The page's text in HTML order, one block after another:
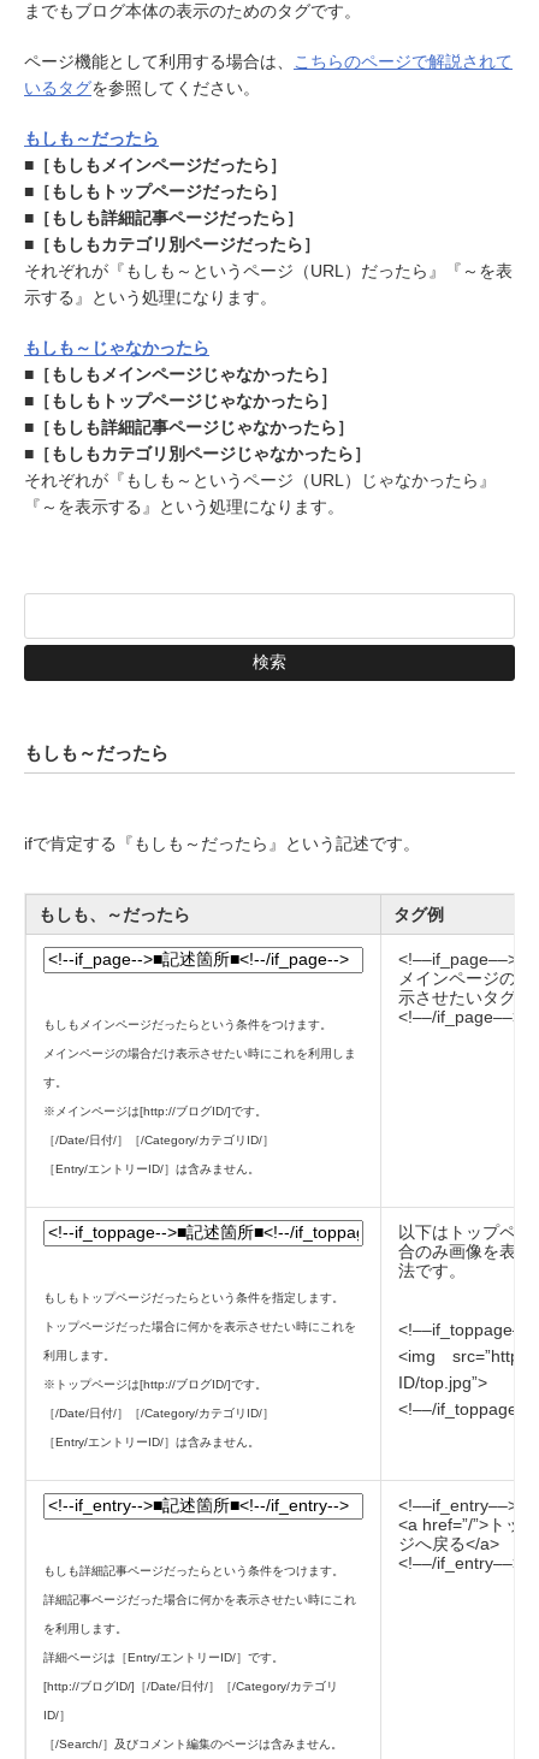
までもブログ本体の表示のためのタグです。
ページ機能として利用する場合は、
こちらのページで解説されて
いるタグを参照してください。
もしも～だったら
■［もしもメインページだったら］
■［もしもトップページだったら］
■［もしも詳細記事ページだったら］
■［もしもカテゴリ別ページだったら］
それぞれが『もしも～というページ（URL）だったら』『～を表
示する』という処理になります。
もしも～じゃなかったら
■［もしもメインページじゃなかったら］
■［もしもトップページじゃなかったら］
■［もしも詳細記事ページじゃなかったら］
■［もしもカテゴリ別ページじゃなかったら］
それぞれが『もしも～というページ（URL）じゃなかったら』
『～を表示する』という処理になります。
もしも～だったら
ifで肯定する『もしも～だったら』という記述です。
もしも、～だったら タグ例
もしもメインページだったらという条件をつけます。
メインページの場合だけ表示させたい時にこれを利用しま
す。
※メインページは[http://ブログID/]です。
［/Date/日付/］［/Category/カテゴリID/］
［Entry/エントリーID/］は含みません。
<!––if_page––>
メインページの場
示させたいタグを
<!––/if_page––>
もしもトップページだったらという条件を指定します。
トップページだった場合に何かを表示させたい時にこれを
利用します。
※トップページは[http://ブログID/]です。
［/Date/日付/］［/Category/カテゴリID/］
［Entry/エントリーID/］は含みません。
以下はトップペー
合のみ画像を表示
法です。
<img src=”http://
ID/top.jpg”>
<!––/
もしも詳細記事ページだったらという条件をつけます。
詳細記事ページだった場合に何かを表示させたい時にこれ
を利用します。
詳細ページは［Entry/エントリーID/］です。
[http://ブログID/]［/Date/日付/］［/Category/カテゴリ
ID/］
［/Search/］及びコメント編集のページは含みません。
<!––if_entry––>
<a href=”/”>トッ
ジへ戻る</a>
<!––/if_entry––>